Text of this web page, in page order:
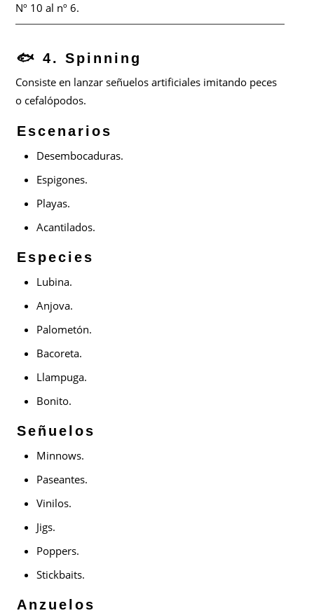
Nº 10 al nº 6.
🐟 4. Spinning
Consiste en lanzar señuelos artificiales imitando peces
o cefalópodos.
Escenarios
Desembocaduras.
Espigones.
Playas.
Acantilados.
Especies
Lubina.
Anjova.
Palometón.
Bacoreta.
Llampuga.
Bonito.
Señuelos
Minnows.
Paseantes.
Vinilos.
Jigs.
Poppers.
Stickbaits.
Anzuelos